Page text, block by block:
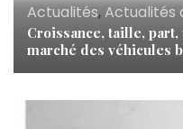
Actualités,Actualités
Croissance, taille,
marché des véhicules